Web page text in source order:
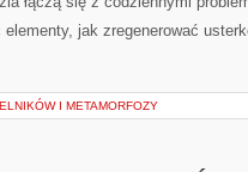
jak zregenerować
I METAMORFOZY